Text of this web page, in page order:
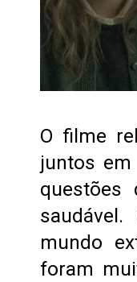
O filme
juntos
questões
mundo
foram